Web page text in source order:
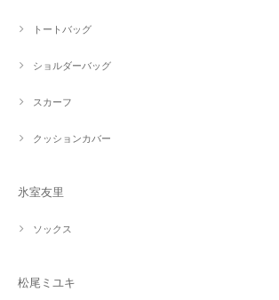
トートバッグ
ショルダーバッグ
スカーフ
クッションカバー
氷室友里
ソックス
松尾ミユキ